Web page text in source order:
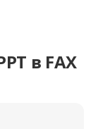
в FAX